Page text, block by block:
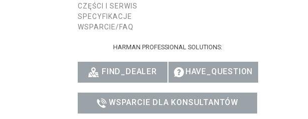
CZĘŚCI I SERWIS
SPECYFIKACJE
WSPARCIE/FAQ
HARMAN PROFESSIONAL SOLUTIONS:
FIND_DEALER HAVE_QUESTION
WSPARCIE DLA KONSULTANTÓW